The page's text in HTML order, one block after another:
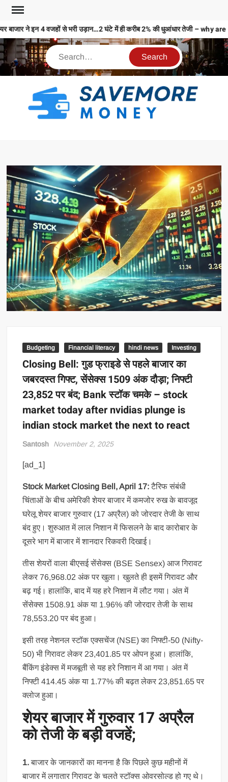
बाजार ने इन 4 वजहों से भरी उड़ान…2 घंटे में ही करीब 2% की धुआंधार तेजी –
Budgeting Financial literacy hindi news Investing
Closing Bell: गुड फ्राइडे से पहले बाजार का
जबरदस्त गिफ्ट, सेंसेक्स 1509 अंक दौड़ा; निफ्टी
23,852 पर बंद; Bank स्टॉक चमके – stock
market today after nvidias plunge is
indian stock market the next to react
Santosh November 2, 2025
[ad_1]
Stock Market Closing Bell, April 17:टैरिफ संबंधी
चिंताओं के बीच अमेरिकी शेयर बाजार में कमजोर रुख के बावजूद
घरेलू शेयर बाजार गुरुवार (17 अप्रैल) को जोरदार तेजी के साथ
बंद हुए। शुरुआत में लाल निशान में फिसलने के बाद कारोबार के
दूसरे भाग में बाजार में शानदार रिकवरी दिखाई।
तीस शेयरों वाला बीएसई सेंसेक्स (BSE Sensex) आज गिरावट
लेकर 76,968.02 अंक पर खुला। खुलते ही इसमें गिरावट और
बढ़ गई। हालांकि, बाद में यह हरे निशान में लौट गया। अंत में
सेंसेक्स 1508.91 अंक या 1.96% की जोरदार तेजी के साथ
78,553.20 पर बंद हुआ।
इसी तरह नेशनल स्टॉक एक्सचेंज (NSE) का निफ्टी-50 (Nifty-
50) भी गिरावट लेकर 23,401.85 पर ओपन हुआ। हालांकि,
बैंकिंग इंडेक्स में मजबूती से यह हरे निशान में आ गया। अंत में
निफ्टी 414.45 अंक या 1.77% की बढ़त लेकर 23,851.65 पर
क्लोज हुआ।
शेयर बाजार में गुरुवार 17 अप्रैल
को तेजी के बड़ी वजहें;
1.बाजार के जानकारों का मानना है कि पिछले कुछ महीनों में
बाजार में लगातार गिरावट के चलते स्टॉक्स ओवरसोल्ड हो गए थे।